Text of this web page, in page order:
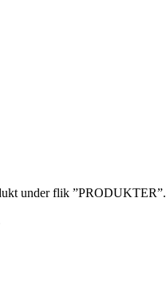
under flik ”PRODUKTER”.